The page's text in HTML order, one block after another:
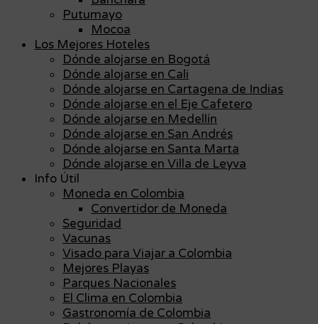
Putumayo
Mocoa
Los Mejores Hoteles
Dónde alojarse en Bogotá
Dónde alojarse en Cali
Dónde alojarse en Cartagena de Indias
Dónde alojarse en el Eje Cafetero
Dónde alojarse en Medellín
Dónde alojarse en San Andrés
Dónde alojarse en Santa Marta
Dónde alojarse en Villa de Leyva
Info Útil
Moneda en Colombia
Convertidor de Moneda
Seguridad
Vacunas
Visado para Viajar a Colombia
Mejores Playas
Parques Nacionales
El Clima en Colombia
Gastronomía de Colombia